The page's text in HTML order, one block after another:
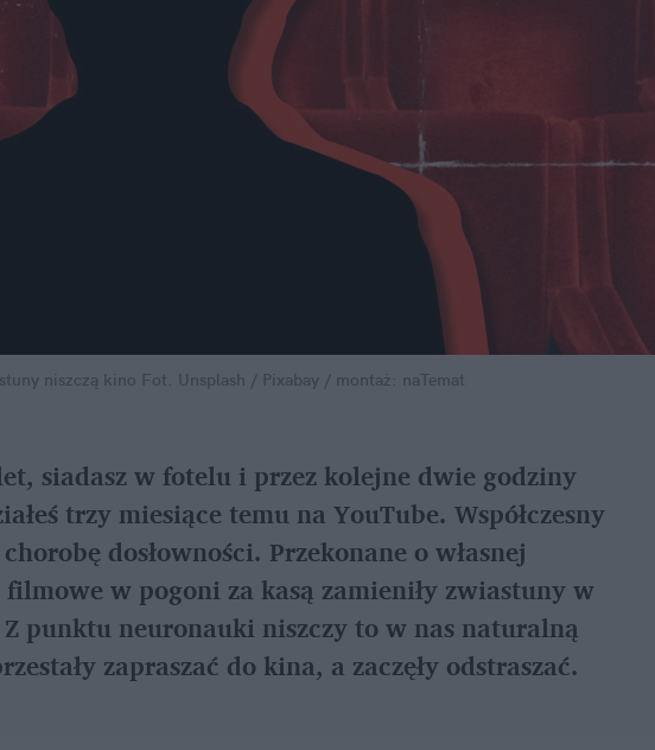
niszczą kino Fot. Unsplash / Pixabay / montaż: naTemat
siadasz w fotelu i przez kolejne dwie godziny
trzy miesiące temu na YouTube. Współczesny
dosłowności. Przekonane o własnej
w pogoni za kasą zamieniły zwiastuny w
punktu neuronauki niszczy to w nas naturalną
zapraszać do kina, a zaczęły odstraszać.